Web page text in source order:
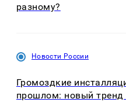
разному?
Новости России
Громоздкие
прошлом: новый тренд